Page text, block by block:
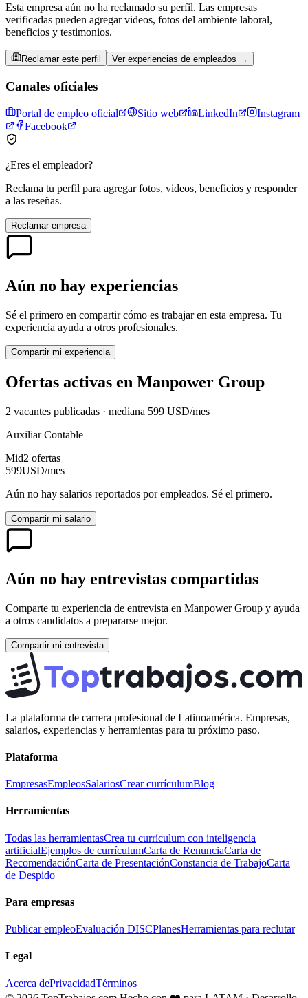
Esta empresa aún no ha reclamado su perfil. Las empresas
verificadas pueden agregar videos, fotos del ambiente laboral,
beneficios y testimonios.
Reclamar este perfil Ver experiencias de empleados →
Canales oficiales
Portal de empleo oficial Sitio web LinkedIn
Instagram
Facebook
¿Eres el empleador?
Reclama tu perfil para agregar fotos, videos, beneficios y responder
a las reseñas.
Reclamar empresa
Aún no hay experiencias
Sé el primero en compartir cómo es trabajar en esta empresa. Tu
experiencia ayuda a otros profesionales.
Compartir mi experiencia
Ofertas activas en Manpower Group
2 vacantes publicadas · mediana 599 USD/mes
Auxiliar Contable
Mid2 ofertas
599USD/mes
Aún no hay salarios reportados por empleados. Sé el primero.
Compartir mi salario
Aún no hay entrevistas compartidas
Comparte tu experiencia de entrevista en Manpower Group y ayuda
a otros candidatos a prepararse mejor.
Compartir mi entrevista
La plataforma de carrera profesional de Latinoamérica. Empresas,
salarios, experiencias y herramientas para tu próximo paso.
Plataforma
EmpresasEmpleosSalariosCrear currículumBlog
Herramientas
Todas las herramientasCrea tu currículum con inteligencia
artificialEjemplos de currículumCarta de RenunciaCarta de
RecomendaciónCarta de PresentaciónConstancia de TrabajoCarta
de Despido
Para empresas
Publicar empleoEvaluación DISCPlanesHerramientas para reclutar
Legal
Acerca dePrivacidadTérminos